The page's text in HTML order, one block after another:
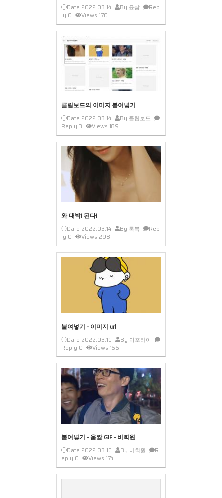
Date 2022.03.14 By 윤삼
Rep
ly 0 Views 170
클립보드의 이미지 붙여넣기
Date 2022.03.14 By 클립보드
Reply 3 Views 189
와 대박! 된다!
Date 2022.03.14 By 룩북
Rep
ly 0 Views 298
붙여넣기 - 이미지 url
Date 2022.03.10 By 아포리아
Reply 0 Views 166
붙여넣기 - 움짤 GIF - 비회원
Date 2022.03.10 By 비회원
R
eply 0 Views 174